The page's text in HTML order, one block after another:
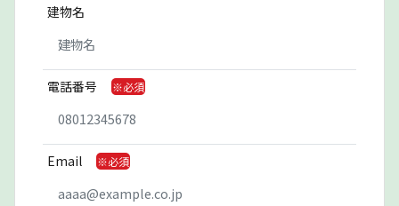
建物名
電話番号
Email